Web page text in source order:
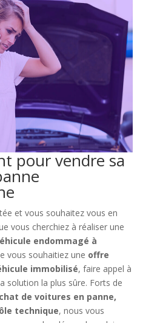
pour vendre sa
et vous souhaitez vous en
vous cherchiez à réaliser une
endommagé à
vous souhaitiez une offre
immobilisé, faire appel à
solution la plus sûre. Forts de
de voitures en panne,
technique, nous vous